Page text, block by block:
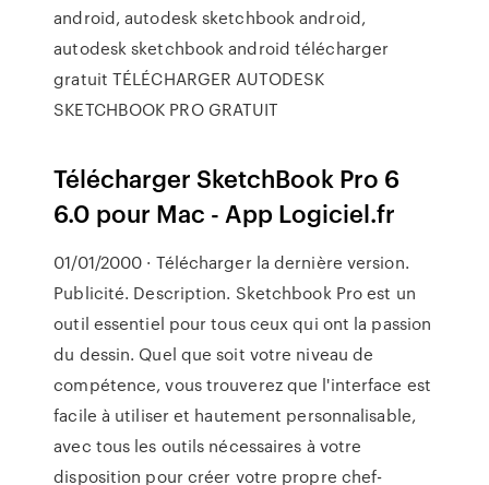
android, autodesk sketchbook android,
autodesk sketchbook android télécharger
gratuit TÉLÉCHARGER AUTODESK
SKETCHBOOK PRO GRATUIT
Télécharger SketchBook Pro 6
6.0 pour Mac - App Logiciel.fr
01/01/2000 · Télécharger la dernière version.
Publicité. Description. Sketchbook Pro est un
outil essentiel pour tous ceux qui ont la passion
du dessin. Quel que soit votre niveau de
compétence, vous trouverez que l'interface est
facile à utiliser et hautement personnalisable,
avec tous les outils nécessaires à votre
disposition pour créer votre propre chef-